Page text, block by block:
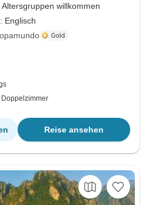
Altersgruppen willkommen
Englisch
Reise ansehen